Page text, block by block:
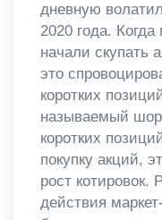
дневную
2020 года.
начали скупать
это
коротких
называемый
коротких
покупку акций,
рост
действия